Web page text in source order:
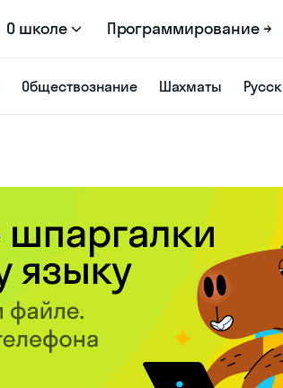
О школе Программирование →
Обществознание Шахматы